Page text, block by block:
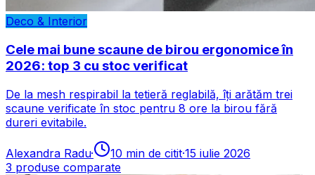
Deco & Interior
Cele mai bune scaune de birou ergonomice în
2026: top 3 cu stoc verificat
De la mesh respirabil la tetieră reglabilă, îți arătăm trei
scaune verificate în stoc pentru 8 ore la birou fără
dureri evitabile.
Alexandra Radu· 10 min de citit·15 iulie 2026
3 produse comparate